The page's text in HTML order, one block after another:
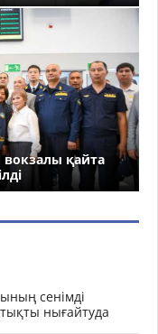
қайта
сенімді
нығайтуда